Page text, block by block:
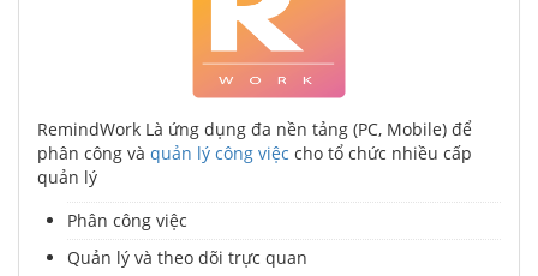
RemindWork Là ứng dụng đa nền tảng (PC, Mobile) để
phân công và quản lý công việc cho tổ chức nhiều cấp
quản lý
Phân công việc
Quản lý và theo dõi trực quan